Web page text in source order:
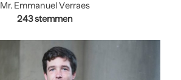
Mr. Emmanuel Verraes
243 stemmen